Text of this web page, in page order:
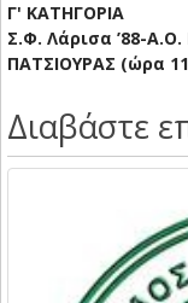
Γ' ΚΑΤΗΓΟΡΙΑ
Σ.Φ. Λάρισα ’88-
ΠΑΤΣΙΟΥΡΑΣ (ώρα
Διαβάστε